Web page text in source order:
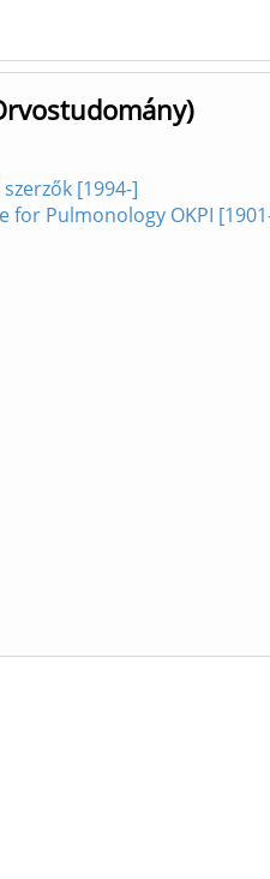
[1994-]
for Pulmonology OKPI